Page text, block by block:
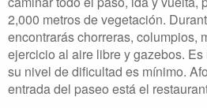
2,000 metros de vegetación.
encontrarás chorreras, columpios,
ejercicio al aire libre y gazebos.
su nivel de dificultad es mínimo.
entrada del paseo está el